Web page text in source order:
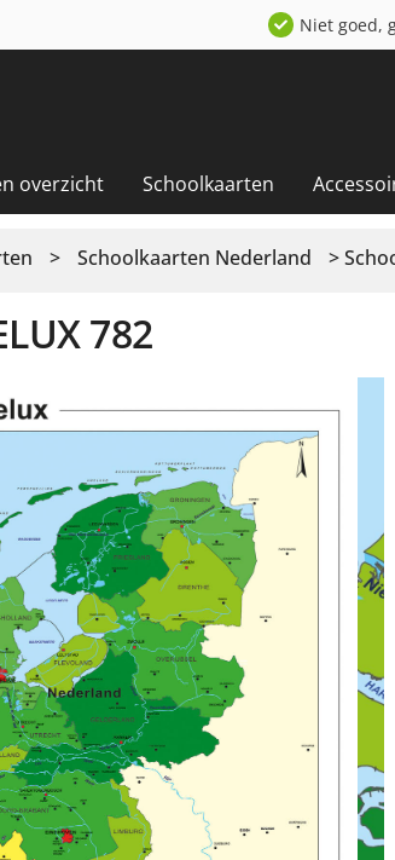
Niet goed,
overzicht Schoolkaarten
> Schoolkaarten Nederland >
782